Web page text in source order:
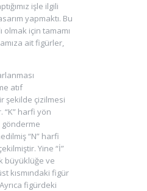
işle ilgili
yapmaktı. Bu
için tamamı
ait figürler,
atıf
şekilde çizilmesi
“K” harfi yön
“N” harfi
Yine “İ”
büyüklüğe ve
kısmındaki figür
figürdeki